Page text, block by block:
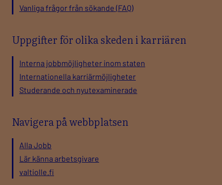
Vanliga frågor från sökande (FAQ)
Uppgifter för olika skeden i karriären
Interna jobbmöjligheter inom staten
Internationella karriärmöjligheter
Studerande och nyutexaminerade
Navigera på webbplatsen
Alla Jobb
Lär känna arbetsgivare
valtiolle.fi